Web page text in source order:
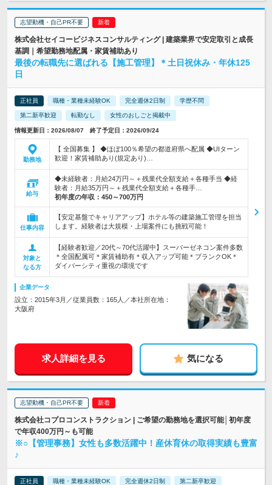
志望動機・自己PR不要
株式会社セイコービジネスコンサルティング | 建築業界で安定取引と成長
基調｜希望勤務地配属・家賃補助あり
最後の転職先に選ばれる【施工管理】＊土日祝休み・年休125
日
正社員 職種・業種未経験OK 完全週休2日制 学歴不問
第二新卒歓迎 転勤なし 女性のおしごと掲載中
情報更新日：2026/08/07 終了予定日：2026/09/24
勤務地
【 全国募集 】 ◆ほぼ100％希望の都道府県へ配属 ◆UIターン
歓迎！家賃補助あり(規定あり)…
給与
◆未経験者：月給24万円～＋残業代全額支給＋各種手当 ◆経
験者：月給35万円～＋残業代全額支給＋各種手…
初年度の年収： 450～700万円
仕事内容
【安定基盤でキャリアアップ】ホテル等の建築施工管理を担当
します。経験者は大規模・上場案件にも挑戦可能！
対象と
なる方
【経験者歓迎／20代～70代活躍中】スーパーゼネコン案件多数
＊全国配属可＊家賃補助有＊収入アップ可能＊ブランクOK＊
ダイバーシティ重視の環境です
企業データ
設立：2015年3月／従業員数：165人／本社所在地：
大阪府
求人詳細を見る 気になる
志望動機・自己PR不要
株式会社コプロコンストラクション | ご希望の勤務地を選択可能│初年度
で年収400万円～も可能
※○【管理事務】女性も多数活躍中！産休育休の取得実績も豊富
♪
正社員 職種・業種未経験OK 完全週休2日制 第二新卒歓迎